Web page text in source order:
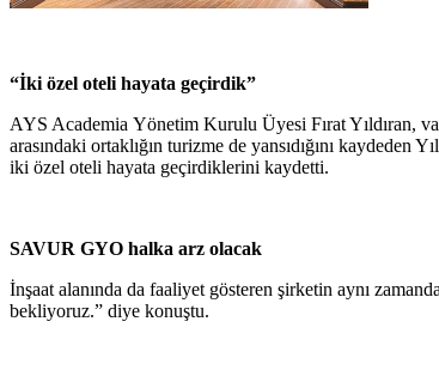
“İki özel oteli hayata geçirdik”
AYS Academia Yönetim Kurulu Üyesi Fırat Yıldıran,
arasındaki ortaklığın turizme de yansıdığını
iki özel oteli hayata geçirdiklerini kaydetti.
SAVUR GYO halka arz olacak
İnşaat alanında da faaliyet gösteren şirketin aynı
bekliyoruz.” diye konuştu.